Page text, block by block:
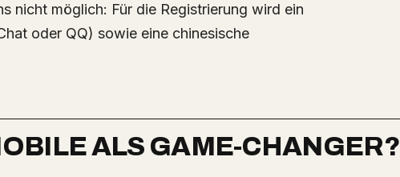
nicht möglich: Für die Registrierung wird ein
oder QQ) sowie eine chinesische
ALS GAME-CHANGER?